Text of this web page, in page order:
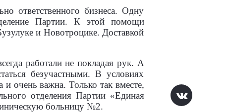
ответственного бизнеса. Одну
Партии. К этой помощи
и Новотроцике. Доставкой
работали не покладая рук. А
безучастными. В условиях
очень важна. Только так вместе,
отделения Партии «Единая
больницу №2.